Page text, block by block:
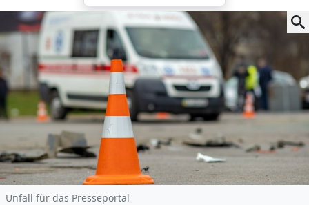
Unfall für das Presseportal